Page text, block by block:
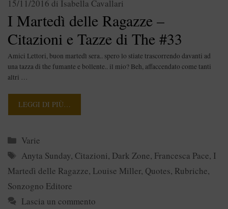
I Martedì delle Ragazze –
Citazioni e Tazze di The #33
15/11/2016 di Isabella Cavallari
Amici Lettori, buon martedì sera.. spero lo stiate trascorrendo davanti ad
una tazza di the fumante e bollente.. il mio? Beh, affaccendato come tanti
altri …
LEGGI DI PIÙ…
Categorie
Varie
Tag
Anyta Sunday,Citazioni, Dark Zone, Francesca Pace, I
Martedì delle Ragazze, Louise Miller, Quotes, Rubriche,
Sonzogno Editore
Lascia un commento